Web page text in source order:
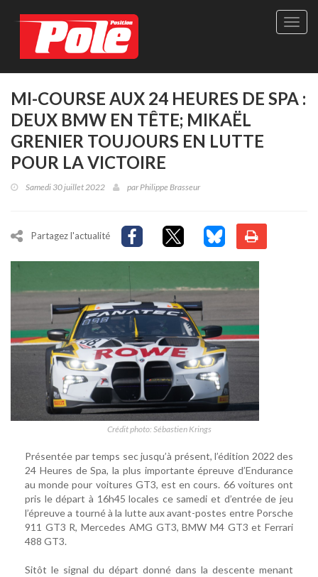
Site
MI-COURSE AUX 24 HEURES DE SPA :
DEUX BMW EN TÊTE; MIKAËL
GRENIER TOUJOURS EN LUTTE
POUR LA VICTOIRE
Samedi 30 juillet 2022 parPhilippe Brasseur
Partagez l'actualité
Crédit photo: Sébastien Krings
Présentée par temps sec jusqu’à présent, l’édition 2022 des
24 Heures de Spa, la plus importante épreuve d’Endurance
au monde pour voitures GT3, est en cours. 66 voitures ont
pris le départ à 16h45 locales ce samedi et d’entrée de jeu
l’épreuve a tourné à la lutte aux avant-postes entre Porsche
911 GT3 R, Mercedes AMG GT3, BMW M4 GT3 et Ferrari
488 GT3.
Sitôt le signal du départ donné dans la descente menant